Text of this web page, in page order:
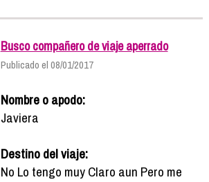
Busco compañero de viaje aperrado
Publicado el 08/01/2017
Nombre o apodo:
Javiera
Destino del viaje:
No Lo tengo muy Claro aun Pero me